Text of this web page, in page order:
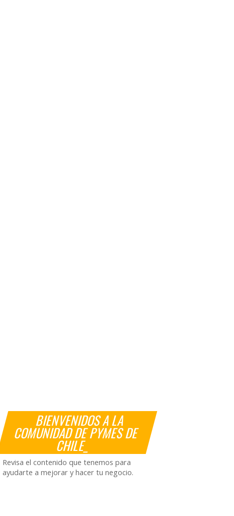
BIENVENIDOS A LA
COMUNIDAD DE PYMES DE
CHILE_
Revisa el contenido que tenemos para
ayudarte a mejorar y hacer tu negocio.